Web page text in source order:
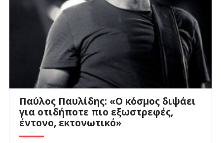
Παύλος Παυλίδης: «Ο κόσμος διψάει
για οτιδήποτε πιο εξωστρεφές,
έντονο, εκτονωτικό»